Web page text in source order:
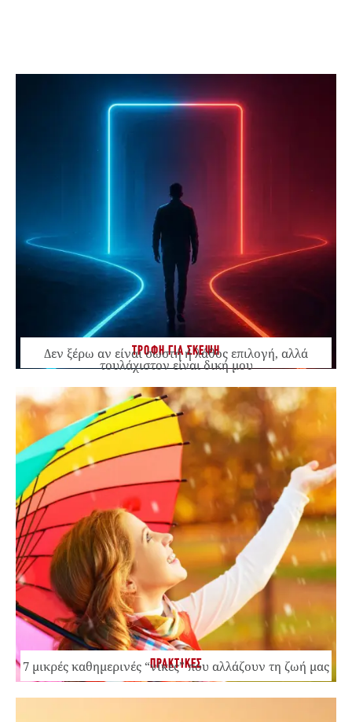
ΤΡΟΦΗ ΓΙΑ ΣΚΕΨΗ
Δεν ξέρω αν είναι σωστή ή λάθος επιλογή, αλλά
τουλάχιστον είναι δική μου
ΠΡΑΚΤΙΚΕΣ
7 μικρές καθημερινές “νίκες” που αλλάζουν τη ζωή μας